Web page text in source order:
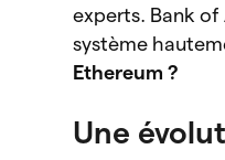
experts. Bank
système
Ethereum ?
Une